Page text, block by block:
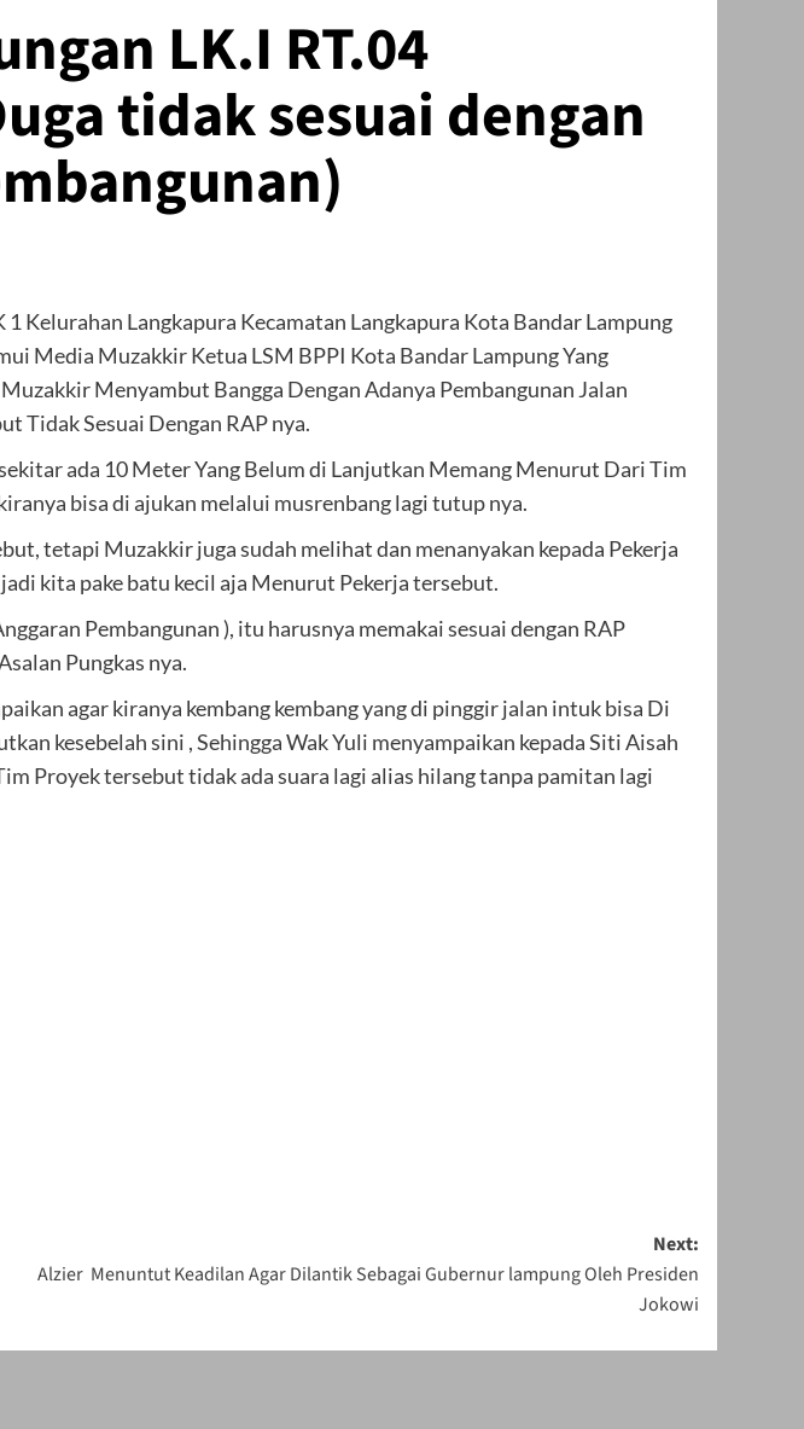
LK.I RT.04
tidak sesuai dengan
Kelurahan Langkapura Kecamatan Langkapura Kota Bandar Lampung
Media Muzakkir Ketua LSM BPPI Kota Bandar Lampung Yang
Menyambut Bangga Dengan Adanya Pembangunan Jalan
Tidak Sesuai Dengan RAP nya.
ada 10 Meter Yang Belum di Lanjutkan Memang Menurut Dari Tim
bisa di ajukan melalui musrenbang lagi tutup nya.
tetapi Muzakkir juga sudah melihat dan menanyakan kepada Pekerja
kita pake batu kecil aja Menurut Pekerja tersebut.
Pembangunan ), itu harusnya memakai sesuai dengan RAP
Pungkas nya.
agar kiranya kembang kembang yang di pinggir jalan intuk bisa Di
kesebelah sini , Sehingga Wak Yuli menyampaikan kepada Siti Aisah
Proyek tersebut tidak ada suara lagi alias hilang tanpa pamitan lagi
Next:
Alzier Menuntut Keadilan Agar Dilantik Sebagai Gubernur lampung Oleh Presiden
Jokowi